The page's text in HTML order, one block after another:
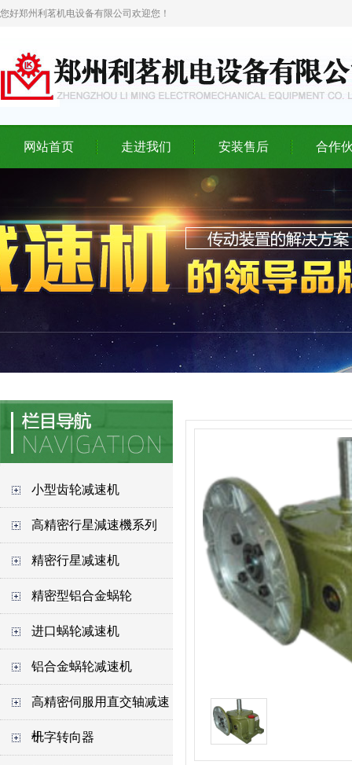
您好郑州利茗机电设备有限公司欢迎您！
网站首页 走进我们 安装售后 合作
小型齿轮减速机
高精密行星減速機系列
精密行星减速机
精密型铝合金蜗轮
进口蜗轮减速机
铝合金蜗轮减速机
高精密伺服用直交轴减速
机
十字转向器